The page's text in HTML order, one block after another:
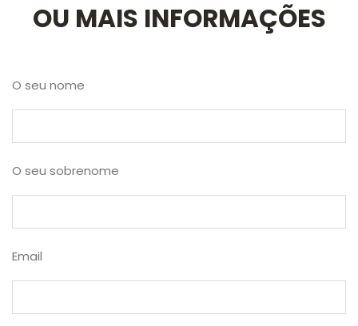
OU MAIS INFORMAÇÕES
O seu nome
O seu sobrenome
Email